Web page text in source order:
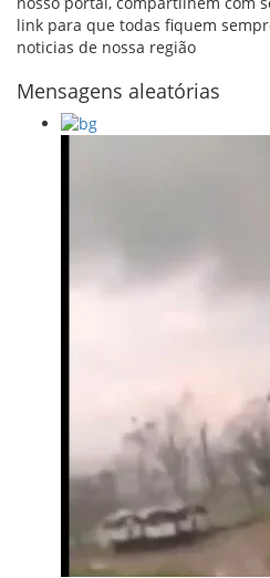
link para que todas fiquem
noticias de nossa região
Mensagens aleatórias